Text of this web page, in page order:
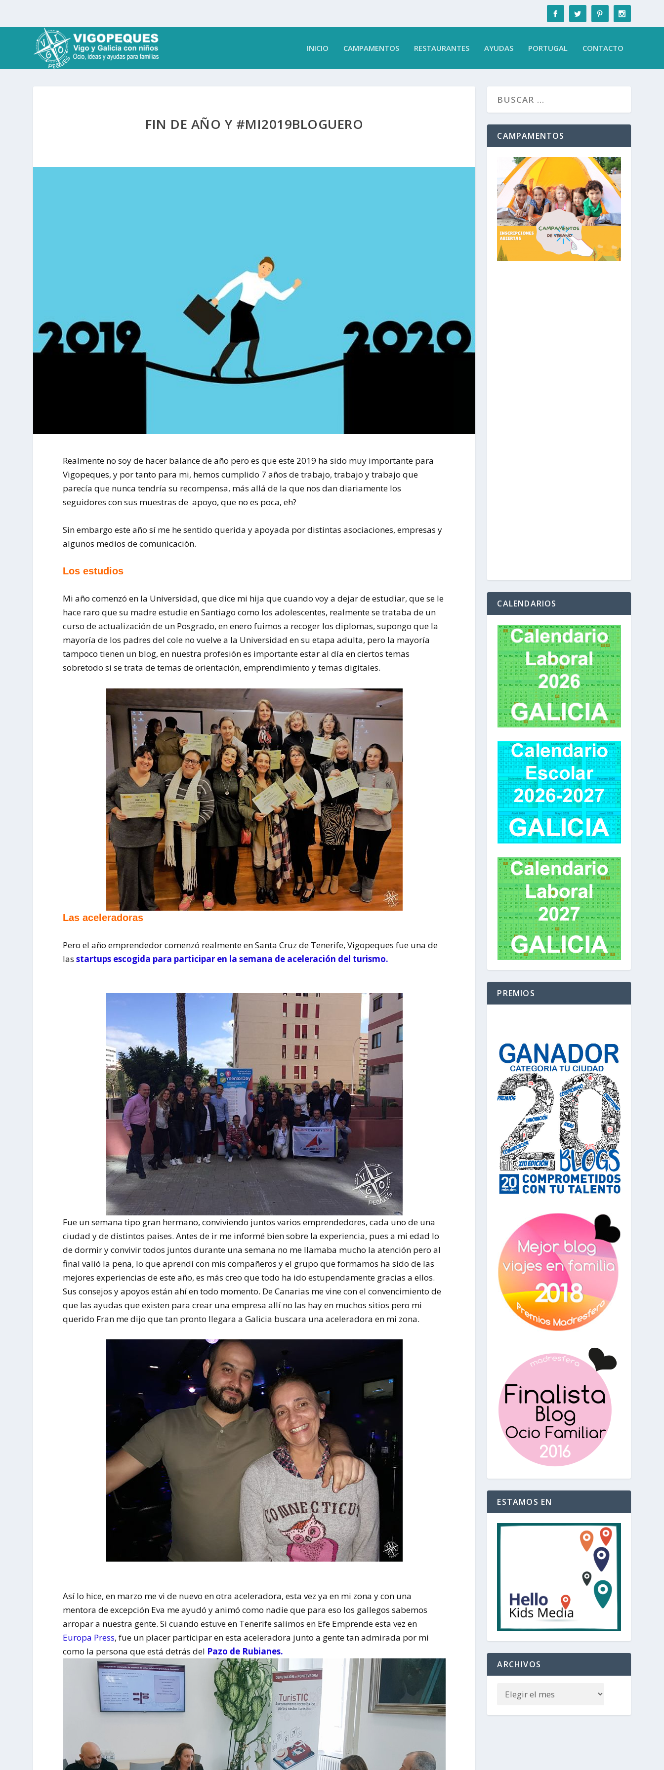
INICIO CAMPAMENTOS RESTAURANTES AYUDAS PORTUGAL CONTACTO
FIN DE AÑO Y #MI2019BLOGUERO
Realmente no soy de hacer balance de año pero es que este 2019 ha sido muy importante para
Vigopeques, y por tanto para mi, hemos cumplido 7 años de trabajo, trabajo y trabajo que
parecía que nunca tendría su recompensa, más allá de la que nos dan diariamente los
seguidores con sus muestras de apoyo, que no es poca, eh?
Sin embargo este año sí me he sentido querida y apoyada por distintas asociaciones, empresas y
algunos medios de comunicación.
Los estudios
Mi año comenzó en la Universidad, que dice mi hija que cuando voy a dejar de estudiar, que se le
hace raro que su madre estudie en Santiago como los adolescentes, realmente se trataba de un
curso de actualización de un Posgrado, en enero fuimos a recoger los diplomas, supongo que la
mayoría de los padres del cole no vuelve a la Universidad en su etapa adulta, pero la mayoría
tampoco tienen un blog, en nuestra profesión es importante estar al día en ciertos temas
sobretodo si se trata de temas de orientación, emprendimiento y temas digitales.
Las aceleradoras
Pero el año emprendedor comenzó realmente en Santa Cruz de Tenerife, Vigopeques fue una de
lasstartups escogida para participar en la semana de aceleración del turismo.
Fue un semana tipo gran hermano, conviviendo juntos varios emprendedores, cada uno de una
ciudad y de distintos paises. Antes de ir me informé bien sobre la experiencia, pues a mi edad lo
de dormir y convivir todos juntos durante una semana no me llamaba mucho la atención pero al
final valió la pena, lo que aprendí con mis compañeros y el grupo que formamos ha sido de las
mejores experiencias de este año, es más creo que todo ha ido estupendamente gracias a ellos.
Sus consejos y apoyos están ahí en todo momento. De Canarias me vine con el convencimiento de
que las ayudas que existen para crear una empresa allí no las hay en muchos sitios pero mi
querido Fran me dijo que tan pronto llegara a Galicia buscara una aceleradora en mi zona.
Así lo hice, en marzo me vi de nuevo en otra aceleradora, esta vez ya en mi zona y con una
mentora de excepción Eva me ayudó y animó como nadie que para eso los gallegos sabemos
arropar a nuestra gente. Si cuando estuve en Tenerife salimos en Efe Emprende esta vez en
Europa Press, fue un placer participar en esta aceleradora junto a gente tan admirada por mi
como la persona que está detrás del Pazo de Rubianes.
CAMPAMENTOS
CALENDARIOS
PREMIOS
ESTAMOS EN
ARCHIVOS